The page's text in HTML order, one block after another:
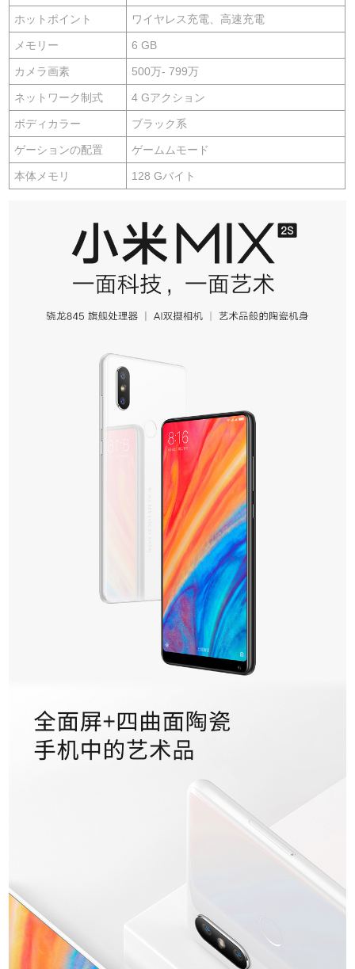
ホットポイント ワイヤレス充電、高速充電
メモリー 6 GB
カメラ画素 500万- 799万
ネットワーク制式 4 Gアクション
ボディカラー ブラック系
ゲーションの配置 ゲームムモード
本体メモリ 128 Gバイト